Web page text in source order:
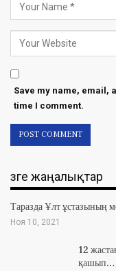
Save my name, email,
time I comment.
Өзге жаңалықтар
Таразда Ұлт ұстазының
Ноя 10, 2021
12
қашып…